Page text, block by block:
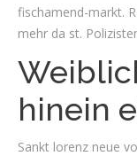
fischamend-markt.
mehr da st.
hinein
Sankt lorenz neue